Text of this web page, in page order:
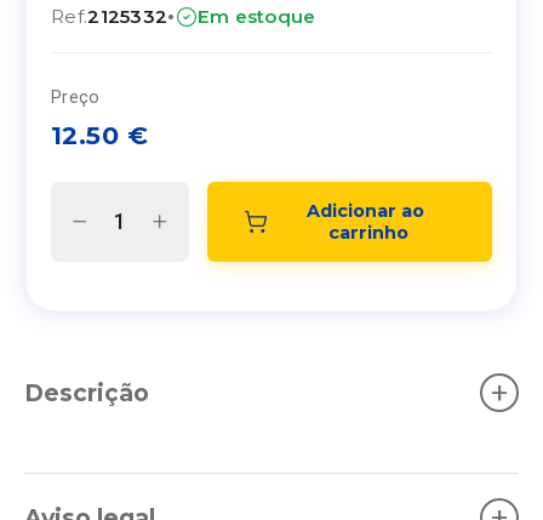
Ref.2125332· Em estoque
Preço
12.50 €
Adicionar ao
carrinho
Descrição +